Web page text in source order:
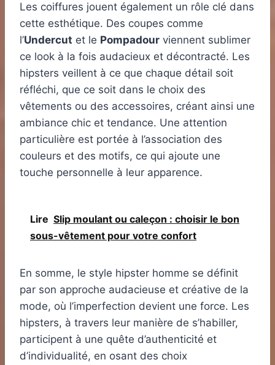
Les coiffures jouent également un rôle clé dans
cette esthétique. Des coupes comme
l’Undercut et le Pompadour viennent sublimer
ce look à la fois audacieux et décontracté. Les
hipsters veillent à ce que chaque détail soit
réfléchi, que ce soit dans le choix des
vêtements ou des accessoires, créant ainsi une
ambiance chic et tendance. Une attention
particulière est portée à l’association des
couleurs et des motifs, ce qui ajoute une
touche personnelle à leur apparence.
Lire Slip moulant ou caleçon : choisir le bon
sous-vêtement pour votre confort
En somme, le style hipster homme se définit
par son approche audacieuse et créative de la
mode, où l’imperfection devient une force. Les
hipsters, à travers leur manière de s’habiller,
participent à une quête d’authenticité et
d’individualité, en osant des choix